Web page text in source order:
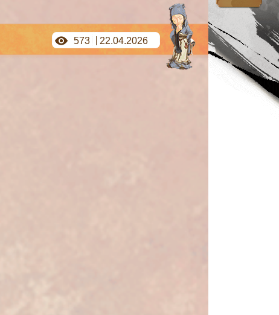
573 22.04.2026